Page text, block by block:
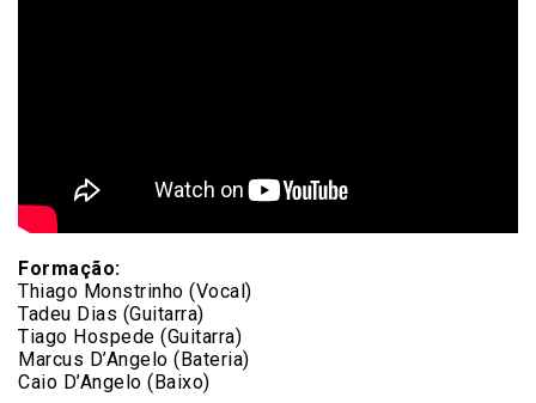
Formação:
Thiago Monstrinho (Vocal)
Tadeu Dias (Guitarra)
Tiago Hospede (Guitarra)
Marcus D’Angelo (Bateria)
Caio D’Angelo (Baixo)